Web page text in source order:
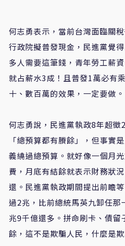
何志勇表示，當前台灣面臨關
行政院擬普發現金， 民進黨覺得
多人需要這筆錢，青年勞工薪
就占薪水3成 ！ 且普發1萬必有
十、數百萬的效果 ， 一定要做。
何志勇說，民進黨執政8年超徵
「總預算都有賸餘」
，但事實
義繞過總預算。就好像一個月
費，月底有結餘就表示財務狀
還。民進黨執政期間提出前瞻
過2兆，比前總統馬英九卸任那
兆9千億還多。拼命刷卡 、 債留
餘，這不是欺騙人民，什麼是